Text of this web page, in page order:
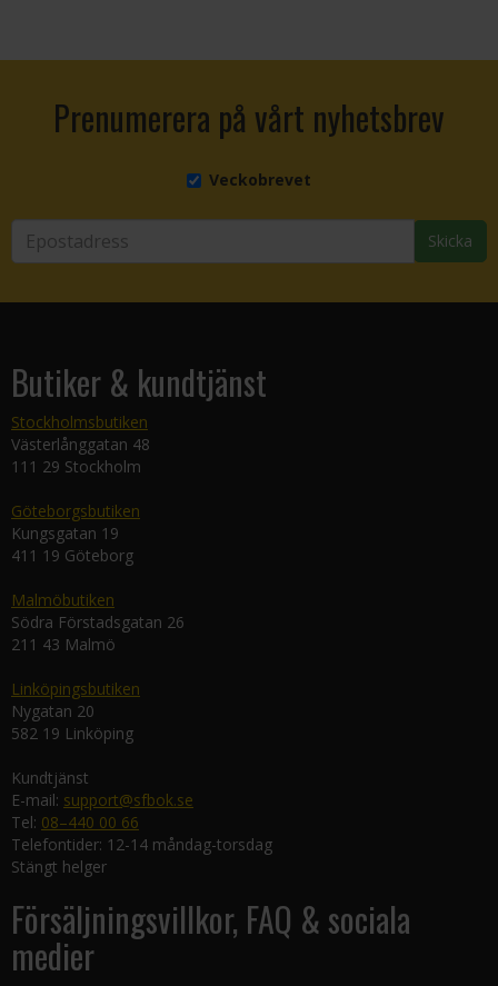
Prenumerera på vårt nyhetsbrev
Veckobrevet
Skicka
Butiker & kundtjänst
Stockholmsbutiken
Västerlånggatan 48
111 29 Stockholm
Göteborgsbutiken
Kungsgatan 19
411 19 Göteborg
Malmöbutiken
Södra Förstadsgatan 26
211 43 Malmö
Linköpingsbutiken
Nygatan 20
582 19 Linköping
Kundtjänst
E-mail: support@sfbok.se
Tel: 08–440 00 66
Telefontider: 12-14 måndag-torsdag
Stängt helger
Försäljningsvillkor, FAQ & sociala
medier